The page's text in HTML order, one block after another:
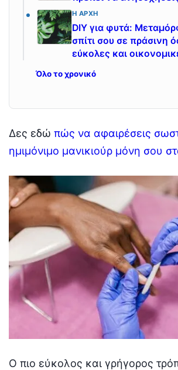
Η ΑΡΧΉ
DIY για φυτά:
σπίτι σου σε πράσινη
εύκολες και
Όλο το χρονικό
Δες εδώ πώς να αφαιρέσεις
ημιμόνιμο μανικιούρ μόνη σου
Ο πιο εύκολος και γρήγορος